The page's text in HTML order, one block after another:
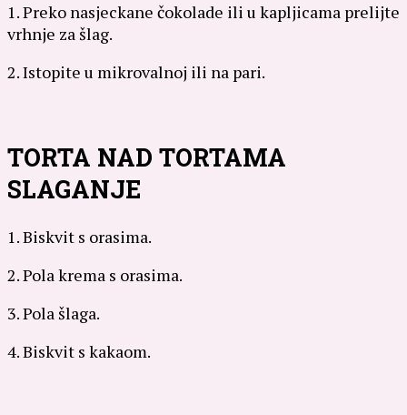
1. Preko nasjeckane čokolade ili u kapljicama prelijte
vrhnje za šlag.
2. Istopite u mikrovalnoj ili na pari.
TORTA NAD TORTAMA
SLAGANJE
1. Biskvit s orasima.
2. Pola krema s orasima.
3. Pola šlaga.
4. Biskvit s kakaom.